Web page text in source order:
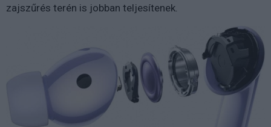
zajszűrés terén is jobban teljesítenek.